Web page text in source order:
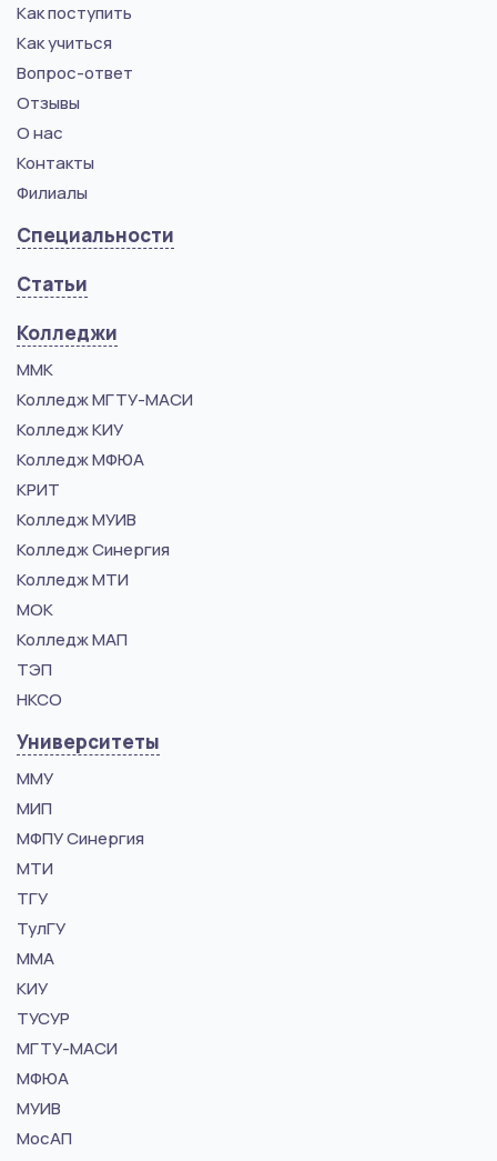
Как поступить
Как учиться
Вопрос-ответ
Отзывы
О нас
Контакты
Филиалы
Специальности
Статьи
Колледжи
ММК
Колледж МГТУ-МАСИ
Колледж КИУ
Колледж МФЮА
КРИТ
Колледж МУИВ
Колледж Синергия
Колледж МТИ
МОК
Колледж МАП
ТЭП
НКСО
Университеты
ММУ
МИП
МФПУ Синергия
МТИ
ТГУ
ТулГУ
ММА
КИУ
ТУСУР
МГТУ-МАСИ
МФЮА
МУИВ
МосАП